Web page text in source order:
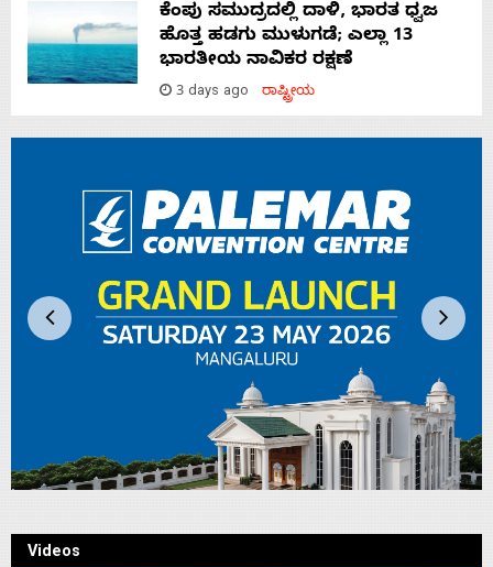
ಕೆಂಪು ಸಮುದ್ರದಲ್ಲಿ ದಾಳಿ, ಭಾರತ ಧ್ವಜ
ಹೊತ್ತ ಹಡಗು ಮುಳುಗಡೆ; ಎಲ್ಲಾ 13
ಭಾರತೀಯ ನಾವಿಕರ ರಕ್ಷಣೆ
3 days ago ರಾಷ್ಟ್ರೀಯ
Videos